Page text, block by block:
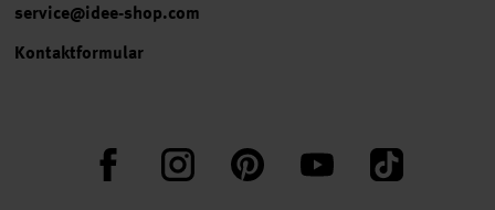
service@idee-shop.com
Kontaktformular
FacebookInstagram PinterestYouTube TikTok